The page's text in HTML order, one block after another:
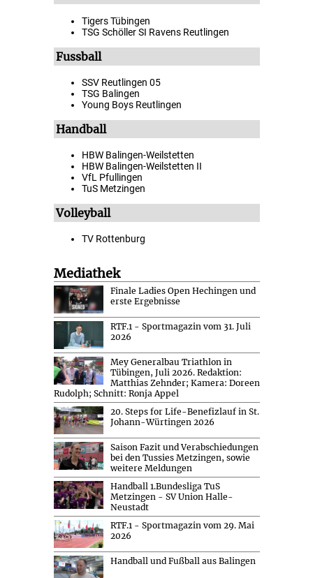
Tigers Tübingen
TSG Schöller SI Ravens Reutlingen
Fussball
SSV Reutlingen 05
TSG Balingen
Young Boys Reutlingen
Handball
HBW Balingen-Weilstetten
HBW Balingen-Weilstetten II
VfL Pfullingen
TuS Metzingen
Volleyball
TV Rottenburg
Mediathek
Finale Ladies Open Hechingen und
erste Ergebnisse
RTF.1 - Sportmagazin vom 31. Juli
2026
Mey Generalbau Triathlon in
Tübingen, Juli 2026. Redaktion:
Matthias Zehnder; Kamera: Doreen
Rudolph; Schnitt: Ronja Appel
20. Steps for Life-Benefizlauf in St.
Johann-Würtingen 2026
Saison Fazit und Verabschiedungen
bei den Tussies Metzingen, sowie
weitere Meldungen
Handball 1.Bundesliga TuS
Metzingen - SV Union Halle-
Neustadt
RTF.1 - Sportmagazin vom 29. Mai
2026
Handball und Fußball aus Balingen